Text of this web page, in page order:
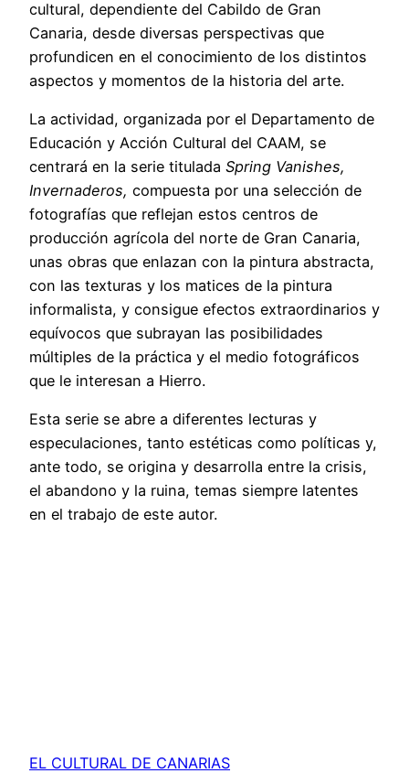
cultural, dependiente del Cabildo de Gran
Canaria, desde diversas perspectivas que
profundicen en el conocimiento de los distintos
aspectos y momentos de la historia del arte.
La actividad, organizada por el Departamento de
Educación y Acción Cultural del CAAM, se
centrará en la serie titulada Spring Vanishes,
Invernaderos, compuesta por una selección de
fotografías que reflejan estos centros de
producción agrícola del norte de Gran Canaria,
unas obras que enlazan con la pintura abstracta,
con las texturas y los matices de la pintura
informalista, y consigue efectos extraordinarios y
equívocos que subrayan las posibilidades
múltiples de la práctica y el medio fotográficos
que le interesan a Hierro.
Esta serie se abre a diferentes lecturas y
especulaciones, tanto estéticas como políticas y,
ante todo, se origina y desarrolla entre la crisis,
el abandono y la ruina, temas siempre latentes
en el trabajo de este autor.
EL CULTURAL DE CANARIAS